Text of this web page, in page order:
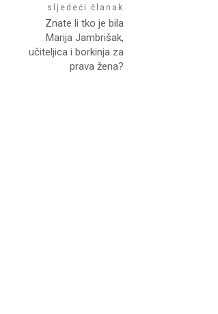
sljedeći članak
Znate li tko je bila
Marija Jambrišak,
učiteljica i borkinja za
prava žena?